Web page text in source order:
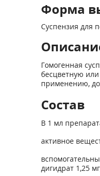
Форма
Суспензия для
Гомогенная
бесцветную
применению,
Состав
В 1 мл
активное
дигидрат 1,25